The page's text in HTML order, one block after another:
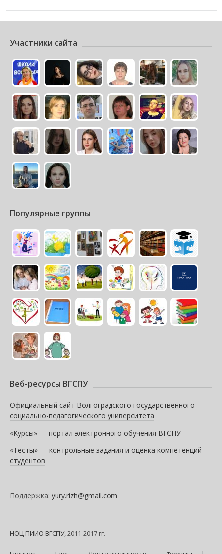
Участники сайта
Популярные группы
Веб-ресурсы ВГСПУ
Официальный сайт Волгоградского государственного
социально-педагогического университета
«Курсы» — портал электронного обучения ВГСПУ
«Тесты» — контрольные задания и оценка компетенций
студентов
Поддержка: yury.rizh@gmail.com
НОЦ ПИИО ВГСПУ, 2011-2017 гг.